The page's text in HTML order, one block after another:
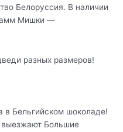
Белоруссия. В наличии
Мишки —
разных размеров!
в Бельгийском шоколаде!
Большие